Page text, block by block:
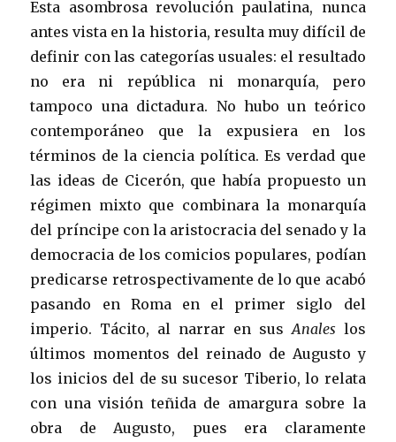
Esta asombrosa revolución paulatina, nunca
antes vista en la historia, resulta muy difícil de
definir con las categorías usuales: el resultado
no era ni república ni monarquía, pero
tampoco una dictadura. No hubo un teórico
contemporáneo que la expusiera en los
términos de la ciencia política. Es verdad que
las ideas de Cicerón, que había propuesto un
régimen mixto que combinara la monarquía
del príncipe con la aristocracia del senado y la
democracia de los comicios populares, podían
predicarse retrospectivamente de lo que acabó
pasando en Roma en el primer siglo del
imperio. Tácito, al narrar en sus Anales los
últimos momentos del reinado de Augusto y
los inicios del de su sucesor Tiberio, lo relata
con una visión teñida de amargura sobre la
obra de Augusto, pues era claramente